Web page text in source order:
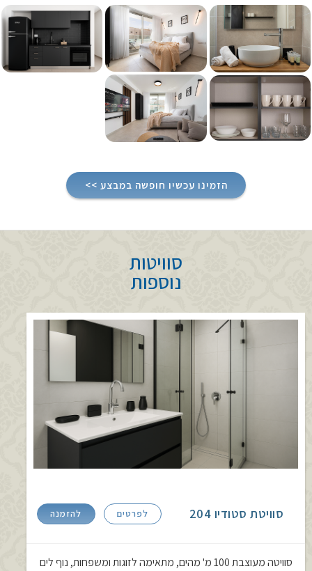
הזמינו עכשיו חופשה במבצע >>
סוויטות
נוספות
סוויטת סטודיו 204 לפרטים להזמנה
סוויטה מעוצבת 100 מ' מהים, מתאימה לזוגות ומשפחות, נוף לים